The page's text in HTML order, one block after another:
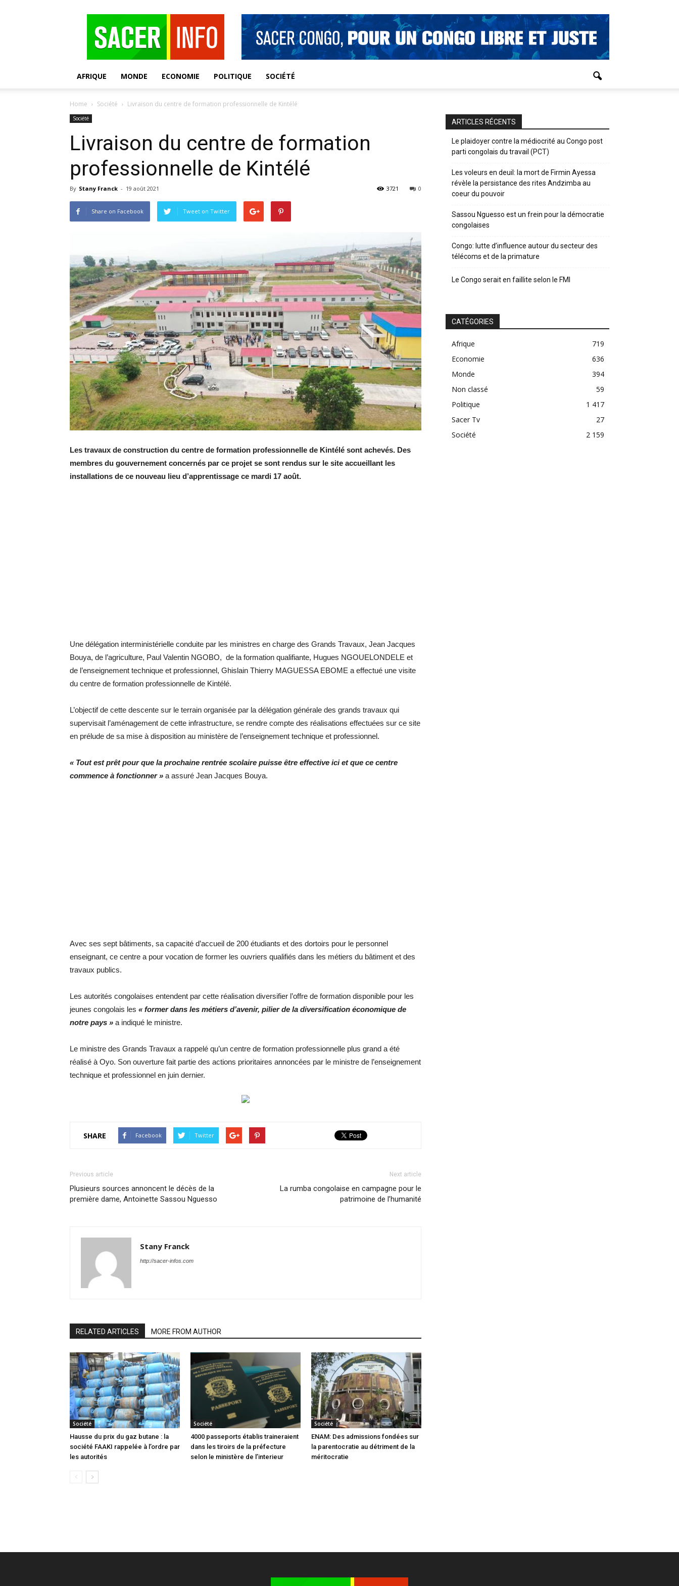
AFRIQUE MONDE ECONOMIE POLITIQUE SOCIÉTÉ
Home Société Livraison du centre de formation professionnelle de Kintélé
Société
Livraison du centre de formation
professionnelle de Kintélé
By Stany Franck - 19 août 2021 0
3721
Share on Facebook Tweet on Twitter
Les travaux de construction du centre de formation professionnelle de Kintélé sont achevés. Des
membres du gouvernement concernés par ce projet se sont rendus sur le site accueillant les
installations de ce nouveau lieu d’apprentissage ce mardi 17 août.
Une délégation interministérielle conduite par les ministres en charge des Grands Travaux, Jean Jacques
Bouya, de l’agriculture, Paul Valentin NGOBO, de la formation qualifiante, Hugues NGOUELONDELE et
de l’enseignement technique et professionnel, Ghislain Thierry MAGUESSA EBOME a effectué une visite
du centre de formation professionnelle de Kintélé.
L’objectif de cette descente sur le terrain organisée par la délégation générale des grands travaux qui
supervisait l’aménagement de cette infrastructure, se rendre compte des réalisations effectuées sur ce site
en prélude de sa mise à disposition au ministère de l’enseignement technique et professionnel.
« Tout est prêt pour que la prochaine rentrée scolaire puisse être effective ici et que ce centre
commence à fonctionner » a assuré Jean Jacques Bouya.
Avec ses sept bâtiments, sa capacité d’accueil de 200 étudiants et des dortoirs pour le personnel
enseignant, ce centre a pour vocation de former les ouvriers qualifiés dans les métiers du bâtiment et des
travaux publics.
Les autorités congolaises entendent par cette réalisation diversifier l’offre de formation disponible pour les
jeunes congolais les « former dans les métiers d’avenir, pilier de la diversification économique de
notre pays » a indiqué le ministre.
Le ministre des Grands Travaux a rappelé qu’un centre de formation professionnelle plus grand a été
réalisé à Oyo. Son ouverture fait partie des actions prioritaires annoncées par le ministre de l’enseignement
technique et professionnel en juin dernier.
SHARE Facebook Twitter
Previous article
Plusieurs sources annoncent le décès de la
première dame, Antoinette Sassou Nguesso
Next article
La rumba congolaise en campagne pour le
patrimoine de l’humanité
Stany Franck
http://sacer-infos.com
RELATED ARTICLES MORE FROM AUTHOR
Société
Hausse du prix du gaz butane : la
société FAAKI rappelée à l’ordre par
les autorités
Société
4000 passeports établis traineraient
dans les tiroirs de la préfecture
selon le ministère de l’interieur
Société
ENAM: Des admissions fondées sur
la parentocratie au détriment de la
méritocratie
ARTICLES RÉCENTS
Le plaidoyer contre la médiocrité au Congo post
parti congolais du travail (PCT)
Les voleurs en deuil: la mort de Firmin Ayessa
révèle la persistance des rites Andzimba au
coeur du pouvoir
Sassou Nguesso est un frein pour la démocratie
congolaises
Congo: lutte d’influence autour du secteur des
télécoms et de la primature
Le Congo serait en faillite selon le FMI
CATÉGORIES
Afrique
719
Economie
636
Monde
394
Non classé
59
Politique
1 417
Sacer Tv
27
Société
2 159